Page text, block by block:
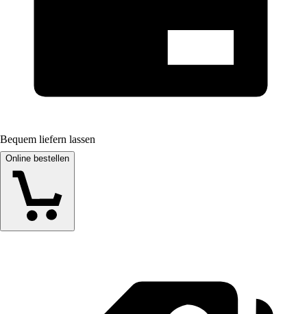
Bequem liefern lassen
Online bestellen